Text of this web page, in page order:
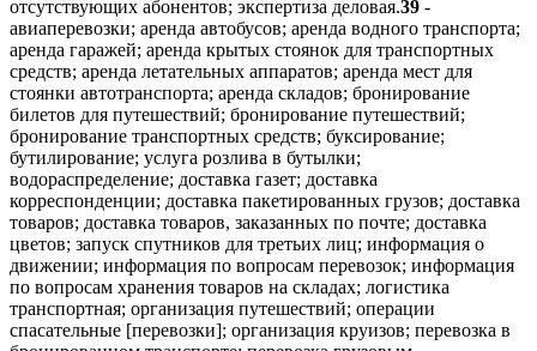
отсутствующих абонентов; экспертиза деловая.39 -
авиаперевозки; аренда автобусов; аренда водного транспорта;
аренда гаражей; аренда крытых стоянок для транспортных
средств; аренда летательных аппаратов; аренда мест для
стоянки автотранспорта; аренда складов; бронирование
билетов для путешествий; бронирование путешествий;
бронирование транспортных средств; буксирование;
бутилирование; услуга розлива в бутылки;
водораспределение; доставка газет; доставка
корреспонденции; доставка пакетированных грузов; доставка
товаров; доставка товаров, заказанных по почте; доставка
цветов; запуск спутников для третьих лиц; информация о
движении; информация по вопросам перевозок; информация
по вопросам хранения товаров на складах; логистика
транспортная; организация путешествий; операции
спасательные [перевозки]; организация круизов; перевозка в